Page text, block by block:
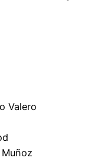
Valero